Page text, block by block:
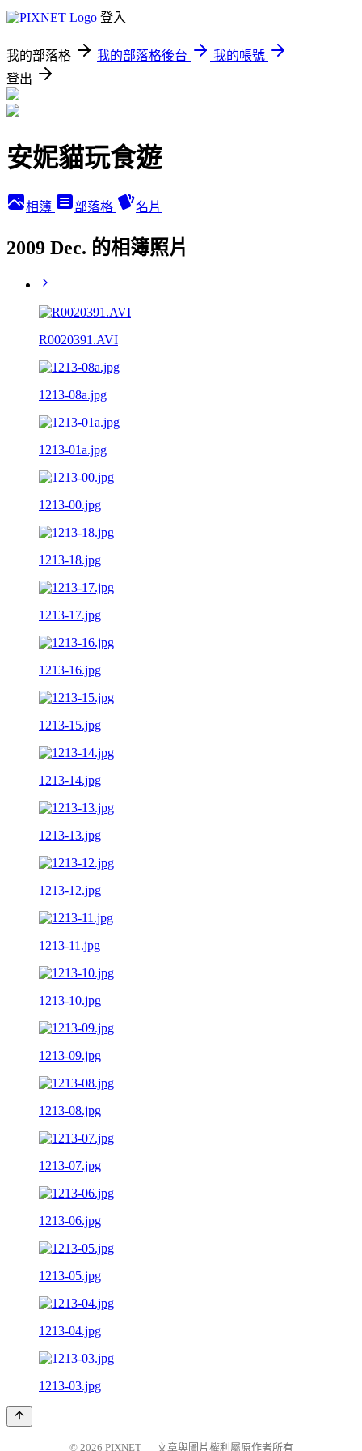
登入
我的部落格 我的部落格後台
我的帳號
登出
安妮貓玩食遊
相簿 部落格 名片
2009 Dec. 的相簿照片
R0020391.AVI
1213-08a.jpg
1213-01a.jpg
1213-00.jpg
1213-18.jpg
1213-17.jpg
1213-16.jpg
1213-15.jpg
1213-14.jpg
1213-13.jpg
1213-12.jpg
1213-11.jpg
1213-10.jpg
1213-09.jpg
1213-08.jpg
1213-07.jpg
1213-06.jpg
1213-05.jpg
1213-04.jpg
1213-03.jpg
© 2026 PIXNET 文章與圖片權利屬原作者所有